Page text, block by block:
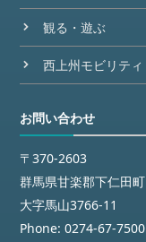
観る・遊ぶ
西上州モビリティ
お問い合わせ
〒370-2603
群馬県甘楽郡下仁田町
大字馬山3766-11
Phone: 0274-67-7500